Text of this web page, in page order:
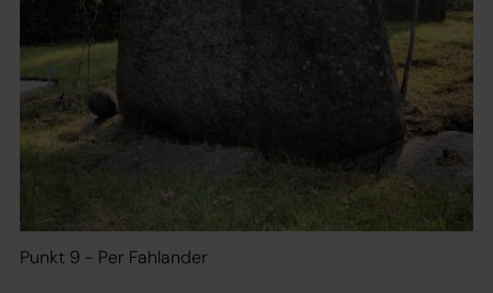
Punkt 9 - Per Fahlander